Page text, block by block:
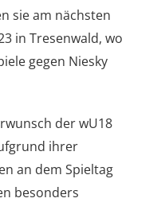
sie am nächsten
in Tresenwald, wo
gegen Niesky
der wU18
ihrer
an dem Spieltag
besonders